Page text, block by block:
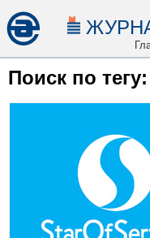
Поиск по